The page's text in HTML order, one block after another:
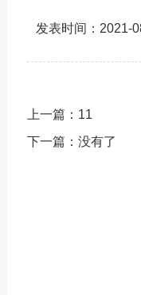
发表时间： 2021-
上一篇： 11
下一篇： 没有了